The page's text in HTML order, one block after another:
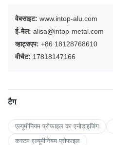
वेबसाइट: www.intop-alu.com
ई-मेल: alisa@intop-metal.com
व्हाट्सएप: +86 18128768610
वीचैट: 17818147166
टैग
एल्यूमीनियम प्रोफाइल का एनोडाइजिंग
कस्टम एल्यूमीनियम प्रोफाइल